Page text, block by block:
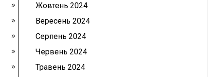
Жовтень 2024
Вересень 2024
Серпень 2024
Червень 2024
Травень 2024